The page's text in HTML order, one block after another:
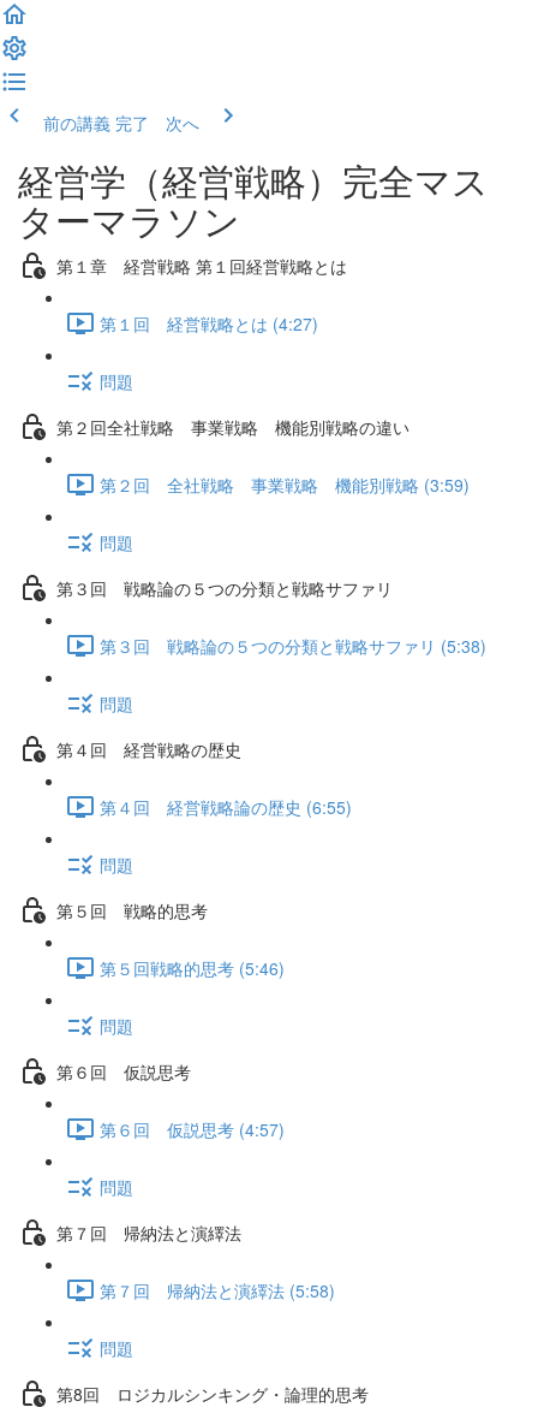
前の講義 完了 次へ
経営学（経営戦略）完全マス
ターマラソン
第１章 経営戦略 第１回経営戦略とは
第１回 経営戦略とは (4:27)
問題
第２回全社戦略 事業戦略 機能別戦略の違い
第２回 全社戦略 事業戦略 機能別戦略 (3:59)
問題
第３回 戦略論の５つの分類と戦略サファリ
第３回 戦略論の５つの分類と戦略サファリ (5:38)
問題
第４回 経営戦略の歴史
第４回 経営戦略論の歴史 (6:55)
問題
第５回 戦略的思考
第５回戦略的思考 (5:46)
問題
第６回 仮説思考
第６回 仮説思考 (4:57)
問題
第７回 帰納法と演繹法
第７回 帰納法と演繹法 (5:58)
問題
第8回 ロジカルシンキング・論理的思考